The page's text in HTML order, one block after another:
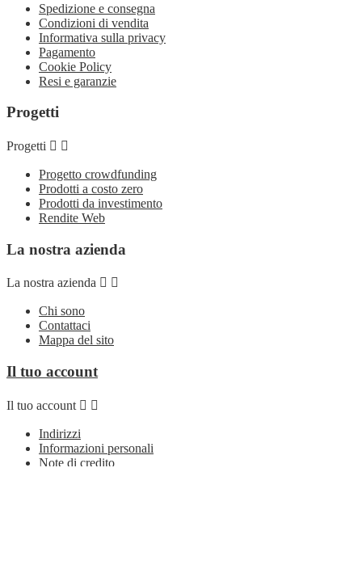
Spedizione e consegna
Condizioni di vendita
Informativa sulla privacy
Pagamento
Cookie Policy
Resi e garanzie
Progetti
Progetti  
Progetto crowdfunding
Prodotti a costo zero
Prodotti da investimento
Rendite Web
La nostra azienda
La nostra azienda  
Chi sono
Contattaci
Mappa del sito
Il tuo account
Il tuo account  
Indirizzi
Informazioni personali
Note di credito